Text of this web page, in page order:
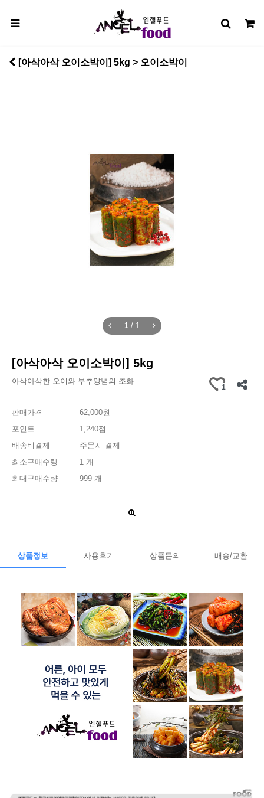
[아삭아삭 오이소박이] 5kg > 오이소박이
1 / 1
[아삭아삭 오이소박이] 5kg
아삭아삭한 오이와 부추양념의 조화
1
판매가격
62,000원
포인트
1,240점
배송비결제
주문시 결제
최소구매수량
1 개
최대구매수량
999 개
상품정보 사용후기 상품문의 배송/교환